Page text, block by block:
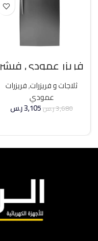
فريزر عمودي فيشر
21 قدم انفرتر – فضي
ثلاجات و فريزرات,فريزرات
عمودي
3,680ر.س3,105ر.س